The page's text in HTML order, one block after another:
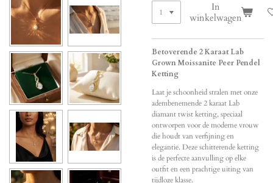
In
winkelwagen
Betoverende 2 Karaat Lab
Grown Moissanite Peer Pendel
Ketting
Laat je schoonheid stralen met onze
adembenemende 2 karaat Lab
diamant twist ketting, speciaal
ontworpen voor de moderne vrouw
die houdt van verfijning en
elegantie. Deze schitterende ketting
is de perfecte aanvulling op elke
outfit en een prachtige uiting van
tijdloze klasse.